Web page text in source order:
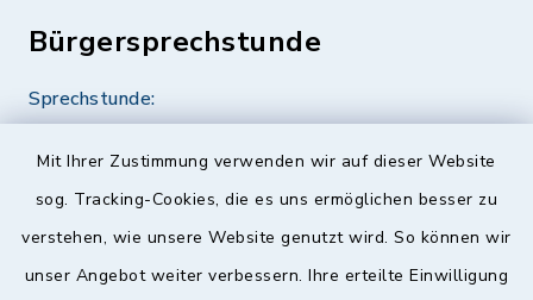
Mit Ihrer Zustimmung verwenden wir auf dieser Website
sog. Tracking-Cookies, die es uns ermöglichen besser zu
verstehen, wie unsere Website genutzt wird. So können wir
unser Angebot weiter verbessern. Ihre erteilte Einwilligung
Bürgersprechstunde
Sprechstunde:
Quicklinks